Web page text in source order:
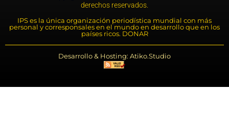
derechos reservados.
IPS es la única organización periodística mundial con más
personal y corresponsales en el mundo en desarrollo que en los
países ricos. DONAR
Desarrollo & Hosting: Atiko.Studio